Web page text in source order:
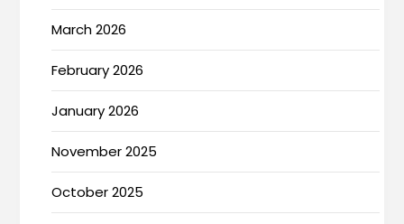
March 2026
February 2026
January 2026
November 2025
October 2025